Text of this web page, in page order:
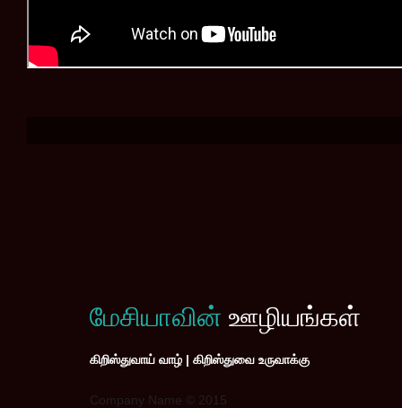
மேசியாவின் ஊழியங்கள்
கிறிஸ்துவாய் வாழ் | கிறிஸ்துவை உருவாக்கு
Company Name © 2015